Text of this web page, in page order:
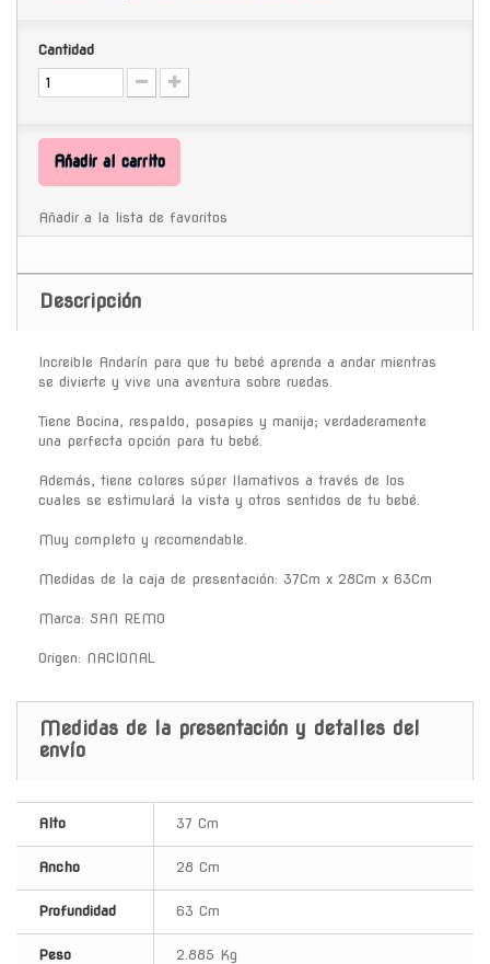
Cantidad
Añadir al carrito
Añadir a la lista de favoritos
Descripción
Increible Andarín para que tu bebé aprenda a andar mientras
se divierte y vive una aventura sobre ruedas.
Tiene Bocina, respaldo, posapies y manija; verdaderamente
una perfecta opción para tu bebé.
Además, tiene colores súper llamativos a través de los
cuales se estimulará la vista y otros sentidos de tu bebé.
Muy completo y recomendable.
Medidas de la caja de presentación: 37Cm x 28Cm x 63Cm
Marca: SAN REMO
Origen: NACIONAL
Medidas de la presentación y detalles del
envío
Alto 37 Cm
Ancho 28 Cm
Profundidad 63 Cm
Peso 2.885 Kg